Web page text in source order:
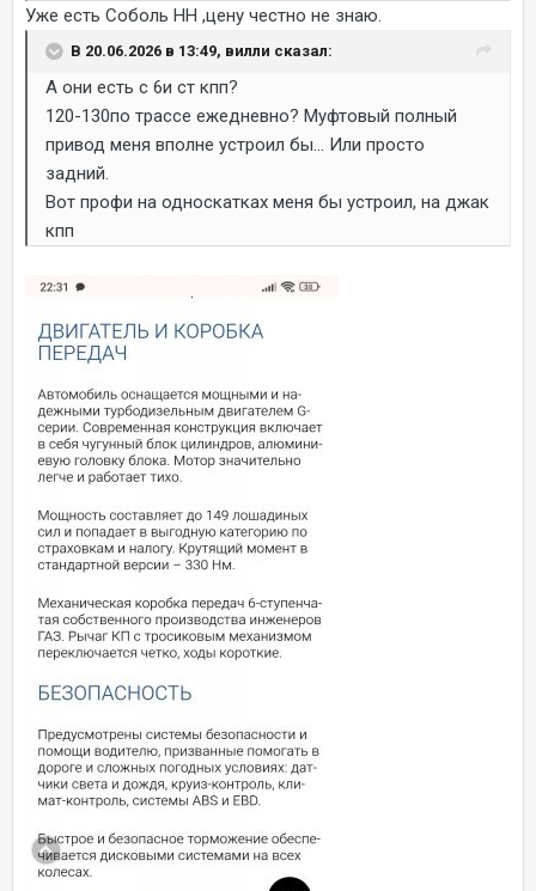
Уже есть Соболь НН ,цену честно не знаю.
В 20.06.2026 в 13:49, вилли сказал:
А они есть с 6и ст кпп?
120-130по трассе ежедневно? Муфтовый полный
привод меня вполне устроил бы... Или просто
задний.
Вот профи на односкатках меня бы устроил, на джак
кпп